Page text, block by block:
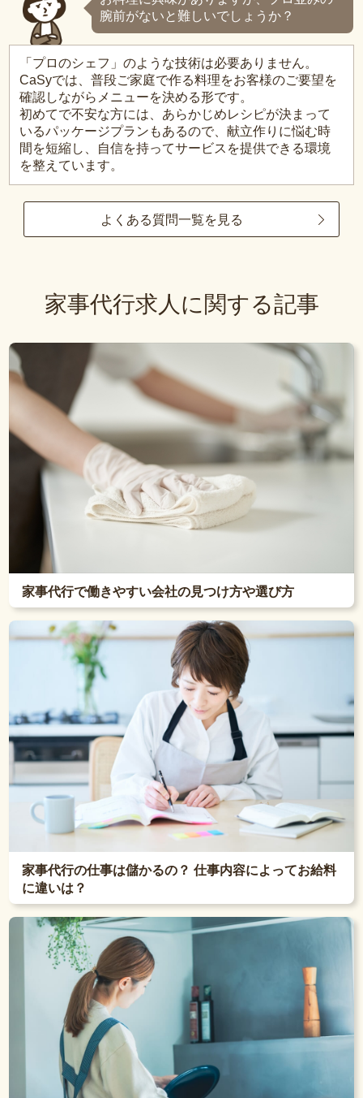
腕前がないと難しいでしょうか？
「プロのシェフ」のような技術は必要ありません。
CaSyでは、普段ご家庭で作る料理をお客様のご要望を
確認しながらメニューを決める形です。
初めてで不安な方には、あらかじめレシピが決まって
いるパッケージプランもあるので、献立作りに悩む時
間を短縮し、自信を持ってサービスを提供できる環境
を整えています。
よくある質問一覧を見る
家事代行求人に関する記事
家事代行で働きやすい会社の見つけ方や選び方
家事代行の仕事は儲かるの？ 仕事内容によってお給料
に違いは？